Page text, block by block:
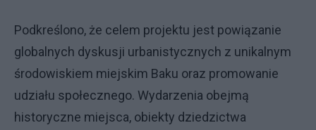
Podkreślono, że celem projektu jest powiązanie
globalnych dyskusji urbanistycznych z unikalnym
środowiskiem miejskim Baku oraz promowanie
udziału społecznego. Wydarzenia obejmą
historyczne miejsca, obiekty dziedzictwa